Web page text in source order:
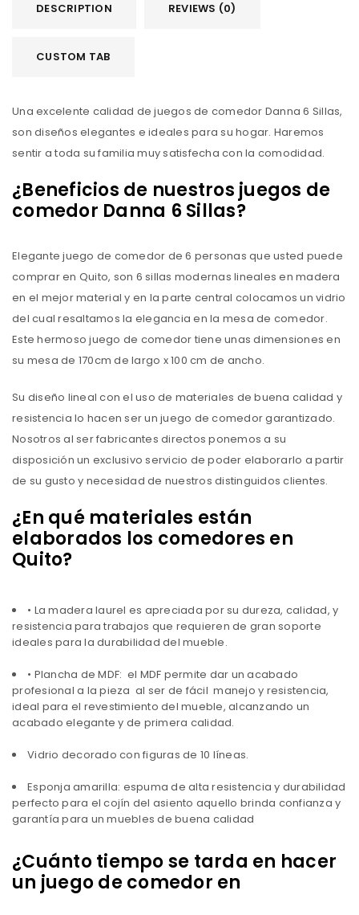
DESCRIPTION REVIEWS (0)
CUSTOM TAB
Una excelente calidad de juegos de comedor Danna 6 Sillas,
son diseños elegantes e ideales para su hogar. Haremos
sentir a toda su familia muy satisfecha con la comodidad.
¿Beneficios de nuestros juegos de
comedor Danna 6 Sillas?
Elegante juego de comedor de 6 personas que usted puede
comprar en Quito, son 6 sillas modernas lineales en madera
en el mejor material y en la parte central colocamos un vidrio
del cual resaltamos la elegancia en la mesa de comedor.
Este hermoso juego de comedor tiene unas dimensiones en
su mesa de 170cm de largo x 100 cm de ancho.
Su diseño lineal con el uso de materiales de buena calidad y
resistencia lo hacen ser un juego de comedor garantizado.
Nosotros al ser fabricantes directos ponemos a su
disposición un exclusivo servicio de poder elaborarlo a partir
de su gusto y necesidad de nuestros distinguidos clientes.
¿En qué materiales están
elaborados los comedores en
Quito?
• La madera laurel es apreciada por su dureza, calidad, y
resistencia para trabajos que requieren de gran soporte
ideales para la durabilidad del mueble.
• Plancha de MDF: el MDF permite dar un acabado
profesional a la pieza al ser de fácil manejo y resistencia,
ideal para el revestimiento del mueble, alcanzando un
acabado elegante y de primera calidad.
Vidrio decorado con figuras de 10 líneas.
Esponja amarilla: espuma de alta resistencia y durabilidad
perfecto para el cojín del asiento aquello brinda confianza y
garantía para un muebles de buena calidad
¿Cuánto tiempo se tarda en hacer
un juego de comedor en